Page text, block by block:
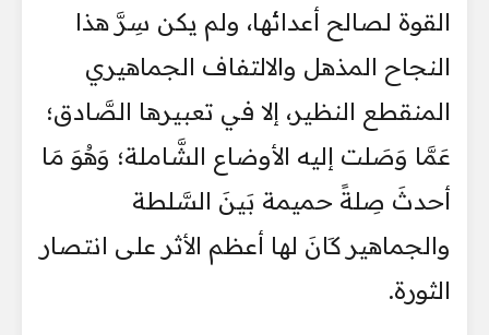
القوة لصالح أعدائها، ولم يكن سِرَّ هذا
النجاح المذهل والالتفاف الجماهيري
المنقطع النظير، إلا في تعبيرها الصَّادق؛
عَمَّا وَصَلت إليه الأوضاع الشَّاملة؛ وَهُوَ مَا
أحدثَ صِلةً حميمة بَينَ السَّلطة
والجماهير كَانَ لها أعظم الأثر على انتصار
الثورة.